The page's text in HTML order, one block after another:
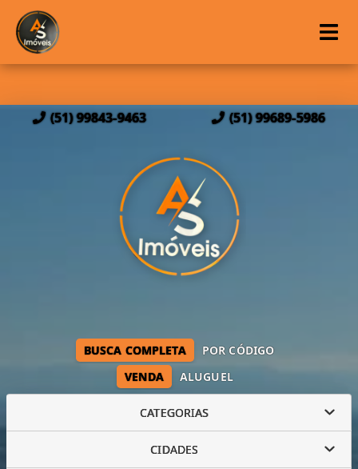
(51) 99843-9463 (51) 99689-5986
VENDA ALUGUEL
BUSCA COMPLETA POR CÓDIGO
CATEGORIAS
CIDADES